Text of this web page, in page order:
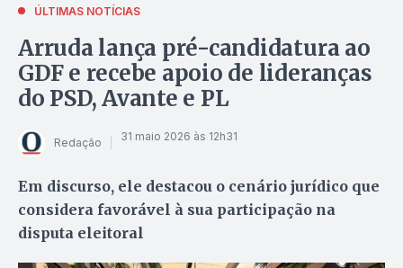
ÚLTIMAS NOTÍCIAS
Arruda lança pré-candidatura ao
GDF e recebe apoio de lideranças
do PSD, Avante e PL
Redação 31 maio 2026 às 12h31
Em discurso, ele destacou o cenário jurídico que
considera favorável à sua participação na
disputa eleitoral